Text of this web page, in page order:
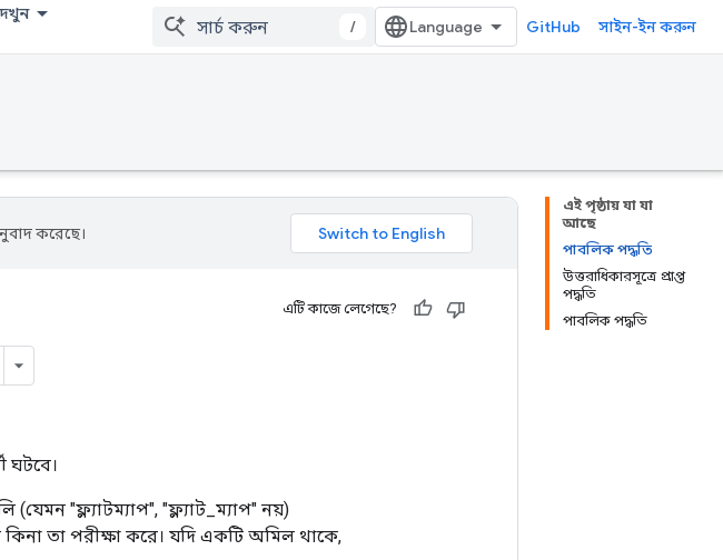
/ GitHub সাইন-ইন করুন
এই পৃষ্ঠায় যা যা
আছে
পাবলিক পদ্ধতি
উত্তরাধিকারসূত্রে প্রাপ্ত
পদ্ধতি
পাবলিক পদ্ধতি
করেছে।
এটি কাজে লেগেছে?
ঘটবে।
(যেমন "ফ্ল্যাটম্যাপ", "ফ্ল্যাট_ম্যাপ" নয়)
কিনা তা পরীক্ষা করে। যদি একটি অমিল থাকে,